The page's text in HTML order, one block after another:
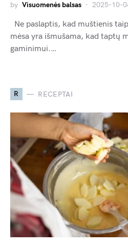
by Visuomenės balsas 2025-10-
Ne paslaptis, kad muštienis
mėsa yra išmušama, kad taptų
gaminimui.…
R RECEPTAI